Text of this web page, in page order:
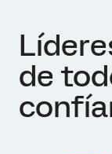
de